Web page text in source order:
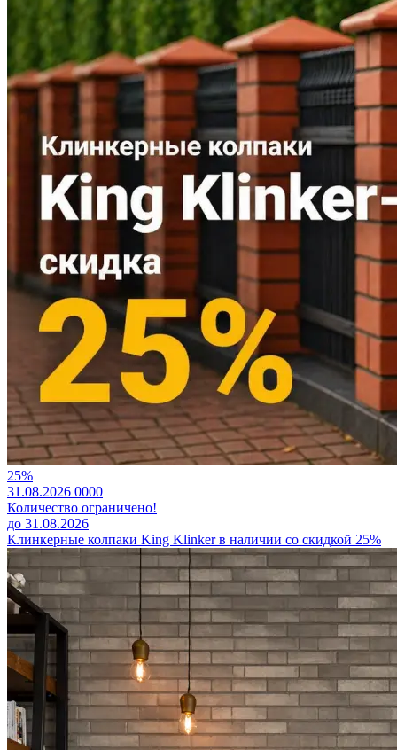
25%
31.08.2026 0000
Количество ограничено!
до 31.08.2026
Клинкерные колпаки King Klinker в наличии со скидкой 25%